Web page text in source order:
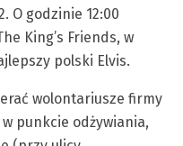
O godzinie 12:00
King’s Friends, w
polski Elvis.
wolontariusze firmy
punkcie odżywiania,